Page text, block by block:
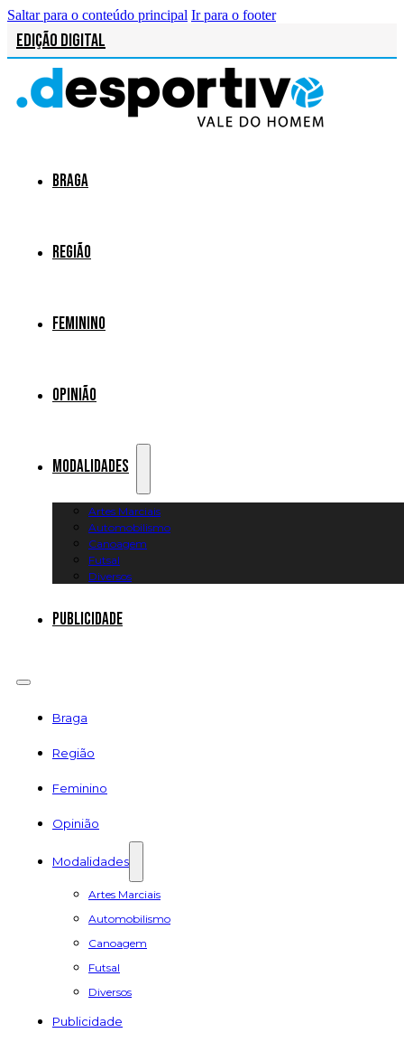
Saltar para o conteúdo principal Ir para o footer
Edição Digital
Braga
Região
Feminino
Opinião
Modalidades
Artes Marciais
Automobilismo
Canoagem
Futsal
Diversos
Publicidade
Braga
Região
Feminino
Opinião
Modalidades
Artes Marciais
Automobilismo
Canoagem
Futsal
Diversos
Publicidade